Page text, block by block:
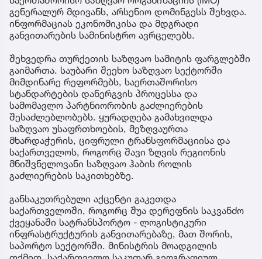
მოიქცა, თუმცა მამას
ეუბნება, რომ
სხვანაირად ვერ
მოიქცეოდა,
სხვანაირად ხდება -
პროკურორი
გენერალურ მდივანს, არსენიო დომინგესს შეხვდა.
ინფორმაციას ეკონომიკისა და მდგრადი
განვითარების სამინისტრო ავრცელებს.
შეხვედრა თურქეთის საზღვაო სამიტის ფარგლებში
გაიმართა. საუბარი შეეხო საზღვაო სექტორში
მიმდინარე რეფორმებს, საერთაშორისო
სტანდარტების დანერგვის პროცესსა და
სამომავლო პარტნიორობის გაძლიერების
შესაძლებლობებს. ყურადღება გამახვილდა
საზღვაო უსაფრთხოების, მეზღვაურთა
მხარდაჭერის, ციფრული ტრანსფორმაციისა და
საქართველოს, როგორც შავი ზღვის რეგიონის
მნიშვნელოვანი საზღვაო ჰაბის როლის
გაძლიერების საკითხებზე.
განსაკუთრებული აქცენტი გაკეთდა
საქართველოში, როგორც შუა დერეფნის საკვანძო
ქვეყანაში სატრანსპორტო - ლოგისტიკური
ინფრასტრუქტურის განვითარებაზე, მათ შორის,
საპორტო სექტორში. მინისტრის მოადგილის